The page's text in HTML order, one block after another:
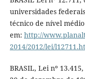
universidades
técnico de nível
em: http://
2014/2012/lei/
BRASIL, Lei nº